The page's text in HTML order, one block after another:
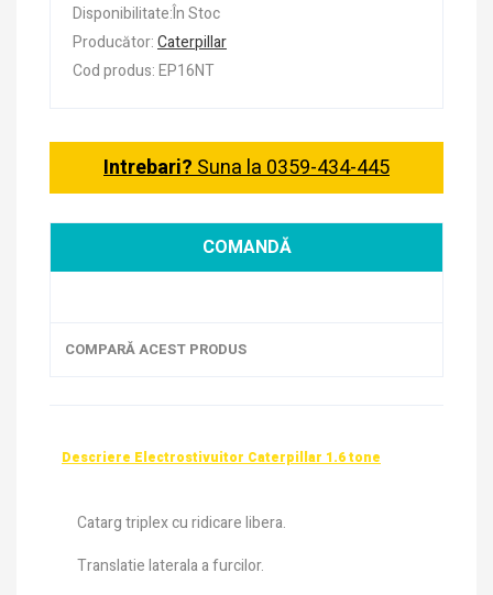
Disponibilitate:În Stoc
Producător:Caterpillar
Cod produs: EP16NT
Intrebari?Suna la 0359-434-445
COMANDĂ
COMPARĂ ACEST PRODUS
Descriere Electrostivuitor Caterpillar 1.6 tone
Catarg triplex cu ridicare libera.
Translatie laterala a furcilor.